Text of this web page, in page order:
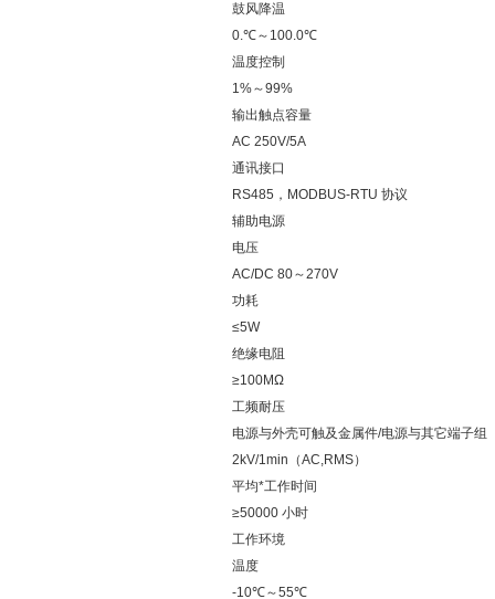
鼓风降温
0.℃～100.0℃
温度控制
1%～99%
输出触点容量
AC 250V/5A
通讯接口
RS485，MODBUS-RTU 协议
辅助电源
电压
AC/DC 80～270V
功耗
≤5W
绝缘电阻
≥100MΩ
工频耐压
电源与外壳可触及金属件/电源与其它端子组
2kV/1min（AC,RMS）
平均*工作时间
≥50000 小时
工作环境
温度
-10℃～55℃